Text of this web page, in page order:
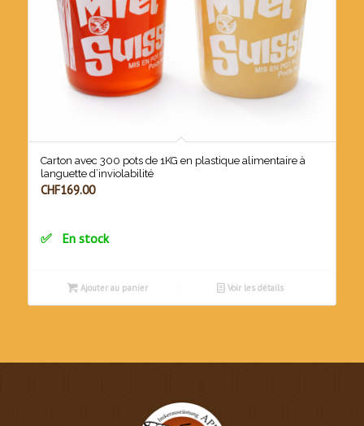
Carton avec 300 pots de 1KG en plastique alimentaire à
languette d’inviolabilité
CHF169.00
En stock
Ajouter au panier Voir les détails